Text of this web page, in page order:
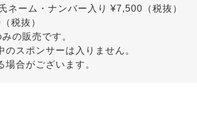
ネーム・ナンバー入り ¥7,500（税抜）
税抜）
の販売です。
スポンサーは入りません。
合がございます。